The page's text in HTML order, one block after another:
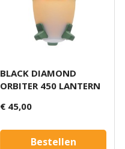
BLACK DIAMOND
ORBITER 450 LANTERN
€ 45,00
Bestellen